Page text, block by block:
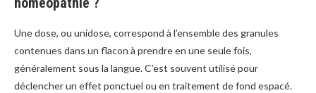
Une dose, ou unidose, correspond à l’ensemble des granules
contenues dans un flacon à prendre en une seule fois,
généralement sous la langue. C’est souvent utilisé pour
déclencher un effet ponctuel ou en traitement de fond espacé.